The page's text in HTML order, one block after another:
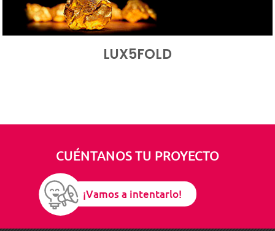
LUX5FOLD
CUÉNTANOS TU PROYECTO
¡Vamos a intentarlo!